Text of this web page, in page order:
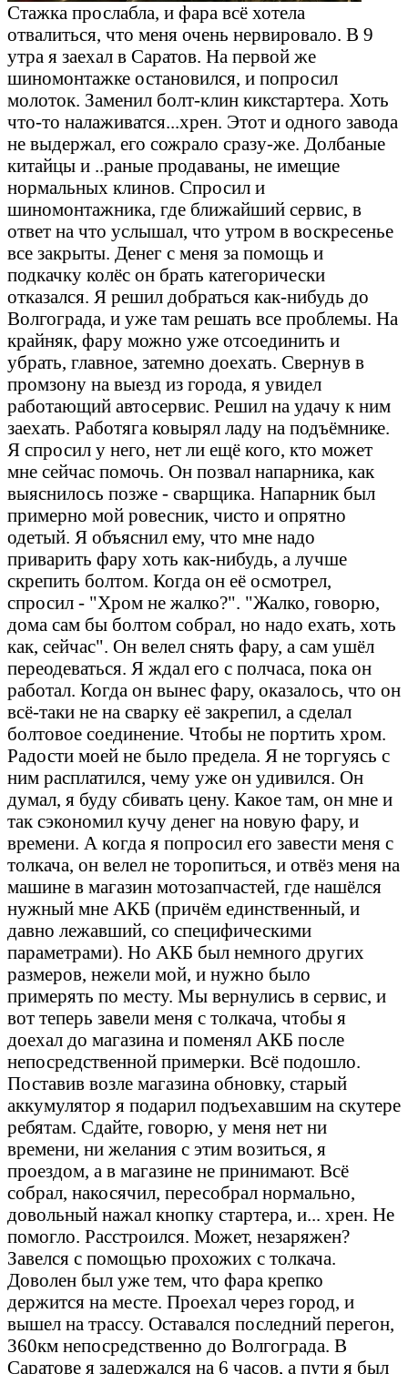
Стажка прослабла, и фара всё хотела
отвалиться, что меня очень нервировало. В 9
утра я заехал в Саратов. На первой же
шиномонтажке остановился, и попросил
молоток. Заменил болт-клин кикстартера. Хоть
что-то налаживатся...хрен. Этот и одного завода
не выдержал, его сожрало сразу-же. Долбаные
китайцы и ..раные продаваны, не имещие
нормальных клинов. Спросил и
шиномонтажника, где ближайший сервис, в
ответ на что услышал, что утром в воскресенье
все закрыты. Денег с меня за помощь и
подкачку колёс он брать категорически
отказался. Я решил добраться как-нибудь до
Волгограда, и уже там решать все проблемы. На
крайняк, фару можно уже отсоединить и
убрать, главное, затемно доехать. Свернув в
промзону на выезд из города, я увидел
работающий автосервис. Решил на удачу к ним
заехать. Работяга ковырял ладу на подъёмнике.
Я спросил у него, нет ли ещё кого, кто может
мне сейчас помочь. Он позвал напарника, как
выяснилось позже - сварщика. Напарник был
примерно мой ровесник, чисто и опрятно
одетый. Я объяснил ему, что мне надо
приварить фару хоть как-нибудь, а лучше
скрепить болтом. Когда он её осмотрел,
спросил - "Хром не жалко?". "Жалко, говорю,
дома сам бы болтом собрал, но надо ехать, хоть
как, сейчас". Он велел снять фару, а сам ушёл
переодеваться. Я ждал его с полчаса, пока он
работал. Когда он вынес фару, оказалось, что он
всё-таки не на сварку её закрепил, а сделал
болтовое соединение. Чтобы не портить хром.
Радости моей не было предела. Я не торгуясь с
ним расплатился, чему уже он удивился. Он
думал, я буду сбивать цену. Какое там, он мне и
так сэкономил кучу денег на новую фару, и
времени. А когда я попросил его завести меня с
толкача, он велел не торопиться, и отвёз меня на
машине в магазин мотозапчастей, где нашёлся
нужный мне АКБ (причём единственный, и
давно лежавший, со специфическими
параметрами). Но АКБ был немного других
размеров, нежели мой, и нужно было
примерять по месту. Мы вернулись в сервис, и
вот теперь завели меня с толкача, чтобы я
доехал до магазина и поменял АКБ после
непосредственной примерки. Всё подошло.
Поставив возле магазина обновку, старый
аккумулятор я подарил подъехавшим на скутере
ребятам. Сдайте, говорю, у меня нет ни
времени, ни желания с этим возиться, я
проездом, а в магазине не принимают. Всё
собрал, накосячил, пересобрал нормально,
довольный нажал кнопку стартера, и... хрен. Не
помогло. Расстроился. Может, незаряжен?
Завелся с помощью прохожих с толкача.
Доволен был уже тем, что фара крепко
держится на месте. Проехал через город, и
вышел на трассу. Оставался последний перегон,
360км непосредственно до Волгограда. В
Саратове я задержался на 6 часов, а пути я был